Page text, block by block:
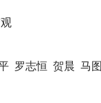
罗志恒 贺晨 马